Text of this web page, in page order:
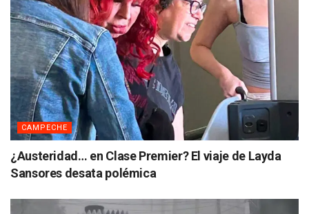
CAMPECHE
¿Austeridad… en Clase Premier? El viaje de Layda
Sansores desata polémica